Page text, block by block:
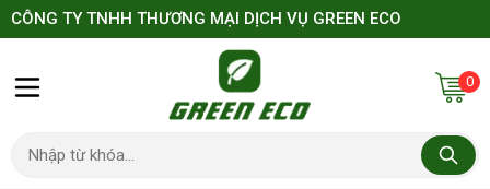
CÔNG TY TNHH THƯƠNG MẠI DỊCH VỤ GREEN ECO
0